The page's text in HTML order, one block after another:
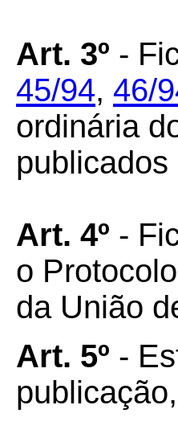
Art. 3º -
45/94, 46/
ordinária
Art. 4º -
o
da União
Art. 5º -